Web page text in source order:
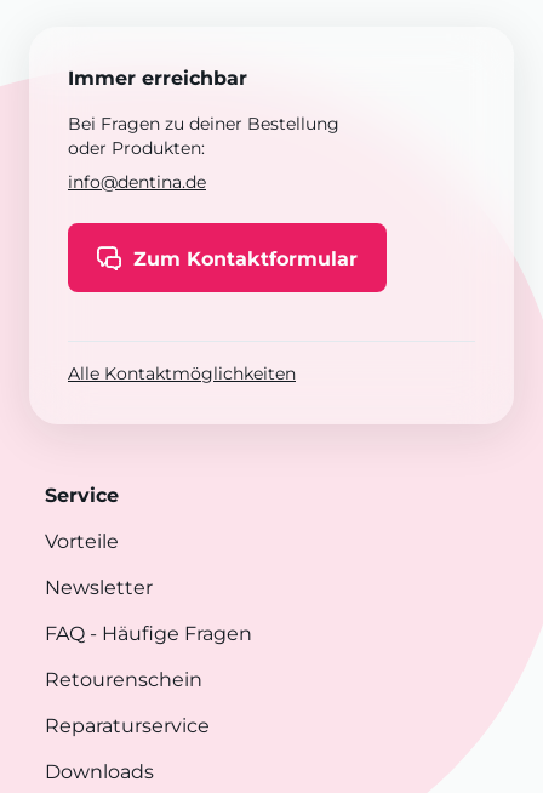
Immer erreichbar
Bei Fragen zu deiner Bestellung
oder Produkten:
info@dentina.de
Zum Kontaktformular
Alle Kontaktmöglichkeiten
Service
Vorteile
Newsletter
FAQ - Häufige Fragen
Retourenschein
Reparaturservice
Downloads